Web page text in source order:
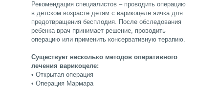
Рекомендация специалистов – проводить операцию
в детском возрасте детям с варикоцеле яичка для
предотвращения бесплодия. После обследования
ребенка врач принимает решение, проводить
операцию или применить консервативную терапию.
Существует несколько методов оперативного
лечения варикоцеле:
• Открытая операция
• Операция Мармара